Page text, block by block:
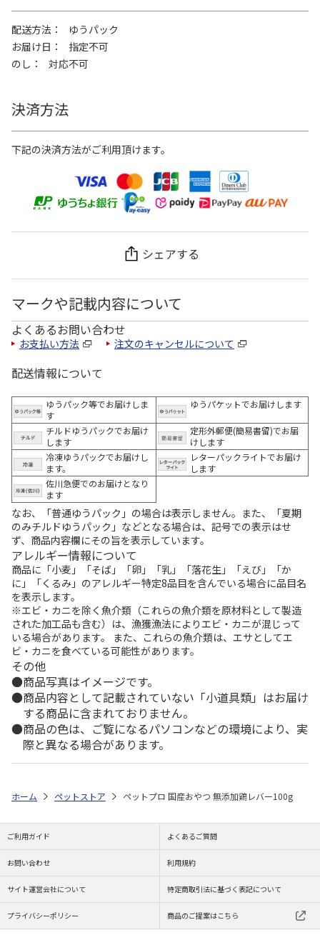
配送方法
ゆうパック
お届け日
指定不可
のし
対応不可
決済方法
下記の決済方法がご利用頂けます。
シェアする
マークや記載内容について
よくあるお問い合わせ
お支払い方法 注文のキャンセルについて
配送情報について
ゆうパック等でお届けしま
す
ゆうパケットでお届けします
チルドゆうパックでお届け
します
定形外郵便(簡易書留)でお届
けします
冷凍ゆうパックでお届けし
ます。
レターパックライトでお届け
します
佐川急便でのお届けとなり
ます
なお、「普通ゆうパック」の場合は表示しません。また、「夏期
のみチルドゆうパック」などとなる場合は、記号での表示はせ
ず、商品内容欄にその旨を表示しています。
アレルギー情報について
商品に「小麦」「そば」「卵」「乳」「落花生」「えび」「か
に」「くるみ」のアレルギー特定8品目を含んでいる場合に品目名
を表示します。
※エビ・カニを除く魚介類（これらの魚介類を原材料として製造
された加工品も含む）は、漁獲漁法によりエビ・カニが混じって
いる場合があります。 また、これらの魚介類は、エサとしてエ
ビ・カニを食べている可能性があります。
その他
商品写真はイメージです。
商品内容として記載されていない「小道具類」はお届け
する商品に含まれておりません。
商品の色は、ご覧になるパソコンなどの環境により、実
際と異なる場合があります。
ホーム ペットストア ペットプロ 国産おやつ 無添加鶏レバー100g
ご利用ガイド よくあるご質問
お問い合わせ 利用規約
サイト運営会社について 特定商取引法に基づく表記について
プライバシーポリシー 商品のご提案はこちら